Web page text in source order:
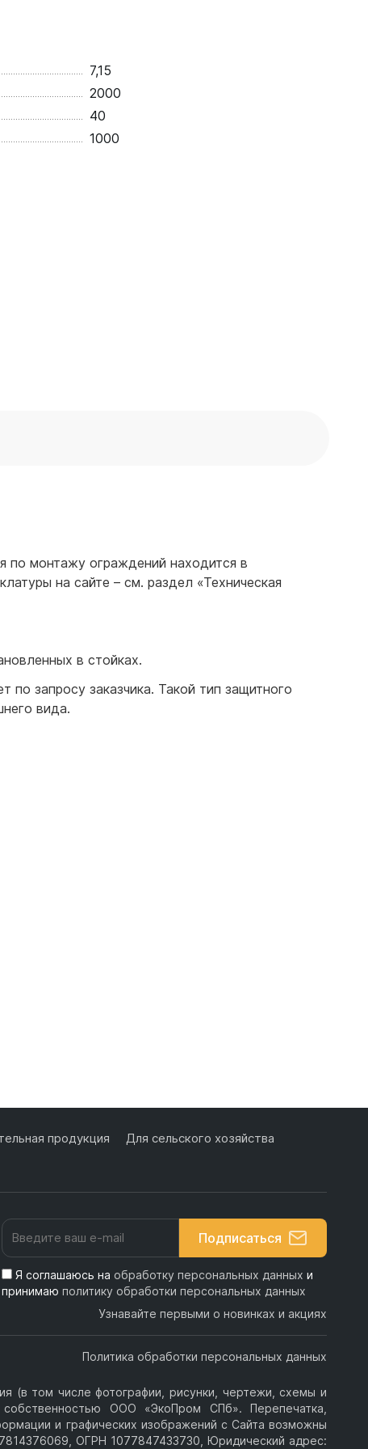
7,15
2000
40
1000
по монтажу ограждений находится в
на сайте – см. раздел «Техническая
в стойках.
запросу заказчика. Такой тип защитного
вида.
продукция
Для сельского хозяйства
Подписаться
Я соглашаюсь на обработку персональных данных и
принимаю политику обработки персональных данных
Узнавайте первыми о новинках и акциях
Политика обработки персональных данных
(в том числе фотографии, рисунки, чертежи, схемы и
ООО «ЭкоПром СПб». Перепечатка,
и графических изображений с Сайта возможны
ОГРН 1077847433730, Юридический адрес: